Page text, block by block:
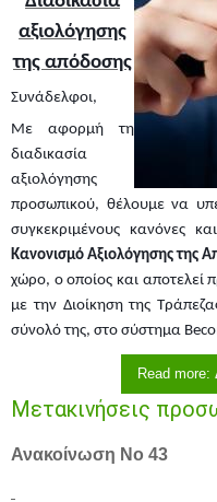
αξιολόγησης
της απόδοσης
Συνάδελφοι,
Με αφορμή τη
διαδικασία
αξιολόγησης
προσωπικού, θέλουμε να
συγκεκριμένους κανόνες
Κανονισμό Αξιολόγησης της
χώρο, ο οποίος και αποτελεί
με την Διοίκηση της
σύνολό της, στο σύστημα
Read more:
Μετακινήσεις
Ανακοίνωση Νο 43